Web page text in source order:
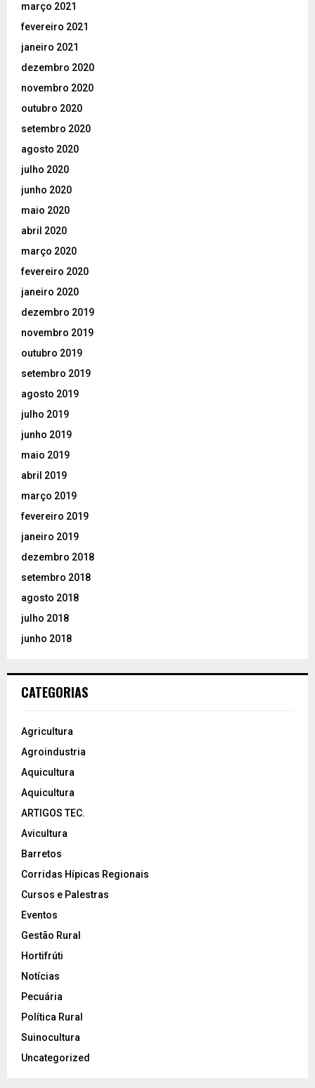
março 2021
fevereiro 2021
janeiro 2021
dezembro 2020
novembro 2020
outubro 2020
setembro 2020
agosto 2020
julho 2020
junho 2020
maio 2020
abril 2020
março 2020
fevereiro 2020
janeiro 2020
dezembro 2019
novembro 2019
outubro 2019
setembro 2019
agosto 2019
julho 2019
junho 2019
maio 2019
abril 2019
março 2019
fevereiro 2019
janeiro 2019
dezembro 2018
setembro 2018
agosto 2018
julho 2018
junho 2018
CATEGORIAS
Agricultura
Agroindustria
Aquicultura
Aquicultura
ARTIGOS TEC.
Avicultura
Barretos
Corridas Hípicas Regionais
Cursos e Palestras
Eventos
Gestão Rural
Hortifrúti
Notícias
Pecuária
Política Rural
Suinocultura
Uncategorized